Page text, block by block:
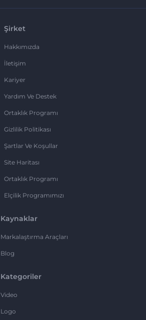
Şirket
Hakkımızda
İletişim
Kariyer
Yardım Ve Destek
Ortaklık Programı
Gizlilik Politikası
Şartlar Ve Koşullar
Site Haritası
Ortaklık Programı
Elçilik Programımızı
Kaynaklar
Markalaştırma Araçları
Blog
Kategoriler
Video
Logo